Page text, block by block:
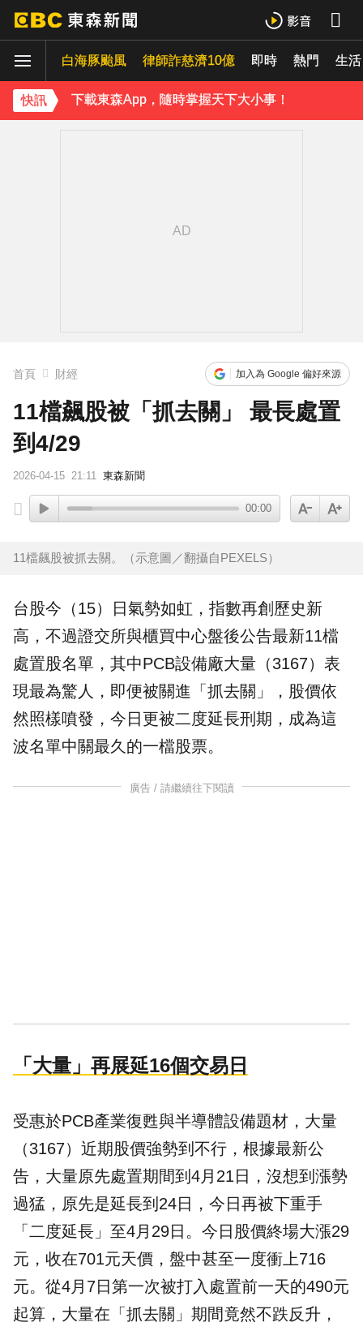
白海豚颱風 律師詐慈濟10億 即時 熱門 生活
快訊 下載東森App，隨時掌握天下大小事！
首頁 財經 加入為 Google 偏好來源
11檔飆股被「抓去關」 最長處置
到4/29
2026-04-15 21:11 東森新聞
00:00
11檔飆股被抓去關。（示意圖／翻攝自PEXELS）
台股今（15）日氣勢如虹，指數再創歷史新
高，不過證交所與櫃買中心盤後公告最新11檔
處置股名單，其中PCB設備廠大量（3167）表
現最為驚人，即便被關進「抓去關」， 股價依
然照樣噴發，今日更被二度延長刑期，成為這
波名單中關最久的一檔股票。
廣告 / 請繼續往下閱讀
「大量」再展延16個交易日
受惠於PCB產業復甦與半導體設備題材，大量
（3167）近期股價強勢到不行，根據最新公
告，大量原先處置期間到4月21日，沒想到漲勢
過猛，原先是延長到24日，今日再被下重手
「二度延長」至4月29日。今日股價終場大漲29
元，收在701元天價，盤中甚至一度衝上716
元。從4月7日第一次被打入處置前一天的490元
起算，大量在「抓去關」期間竟然不跌反升，